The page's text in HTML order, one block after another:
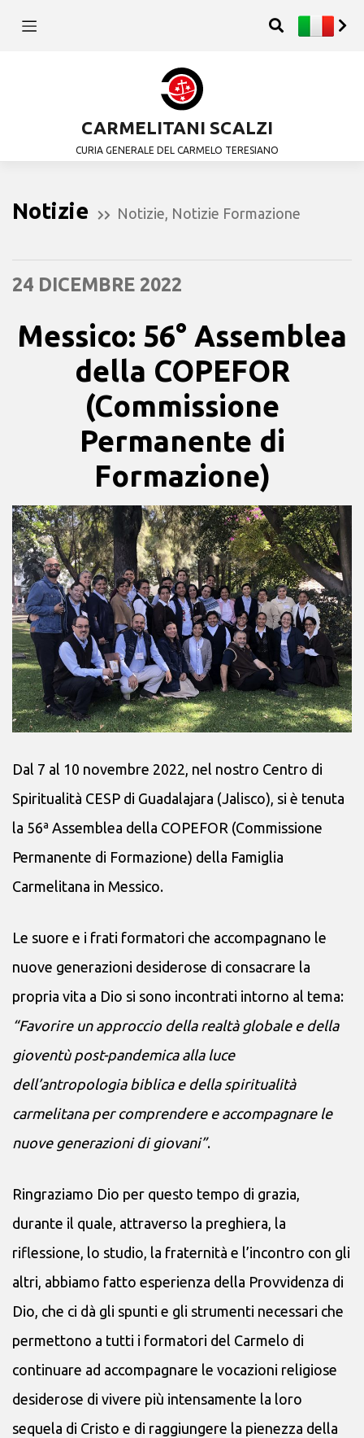
CARMELITANI SCALZI
CURIA GENERALE DEL CARMELO TERESIANO
Notizie Notizie Notizie Formazione
24 DICEMBRE 2022
Messico: 56° Assemblea
della COPEFOR
(Commissione
Permanente di
Formazione)
Dal 7 al 10 novembre 2022, nel nostro Centro di
Spiritualità CESP di Guadalajara (Jalisco), si è tenuta
la 56ª Assemblea della COPEFOR (Commissione
Permanente di Formazione) della Famiglia
Carmelitana in Messico.
Le suore e i frati formatori che accompagnano le
nuove generazioni desiderose di consacrare la
propria vita a Dio si sono incontrati intorno al tema:
“Favorire un approccio della realtà globale e della
gioventù post-pandemica alla luce
dell’antropologia biblica e della spiritualità
carmelitana per comprendere e accompagnare le
nuove generazioni di giovani”.
Ringraziamo Dio per questo tempo di grazia,
durante il quale, attraverso la preghiera, la
riflessione, lo studio, la fraternità e l’incontro con gli
altri, abbiamo fatto esperienza della Provvidenza di
Dio, che ci dà gli spunti e gli strumenti necessari che
permettono a tutti i formatori del Carmelo di
continuare ad accompagnare le vocazioni religiose
desiderose di vivere più intensamente la loro
sequela di Cristo e di raggiungere la pienezza della